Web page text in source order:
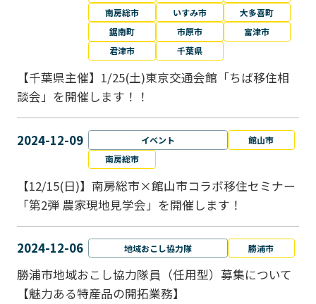
南房総市
いすみ市
大多喜町
鋸南町
市原市
富津市
君津市
千葉県
【千葉県主催】1/25(土)東京交通会館「ちば移住相
談会」を開催します！！
2024-12-09 イベント
館山市
南房総市
【12/15(日)】南房総市×館山市コラボ移住セミナー
「第2弾 農家現地見学会」を開催します！
2024-12-06 地域おこし協力隊 勝浦市
勝浦市地域おこし協力隊員（任用型）募集について
【魅力ある特産品の開拓業務】